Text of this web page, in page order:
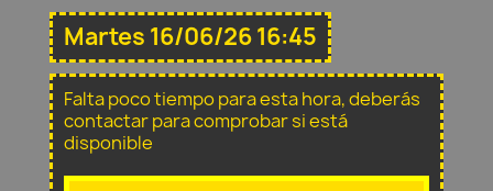
Martes 16/06/26 16:45
Falta poco tiempo para esta hora, deberás
contactar para comprobar si está
disponible